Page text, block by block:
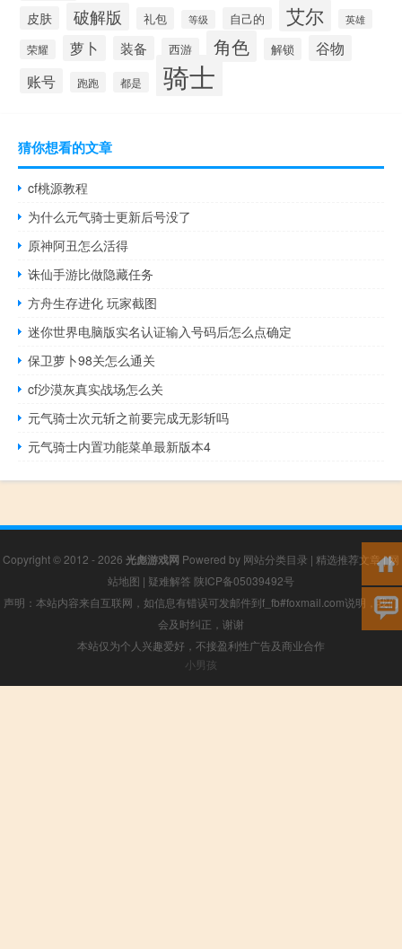
皮肤 破解版 礼包 等级 自己的 艾尔 英雄
荣耀 萝卜 装备 西游 角色 解锁 谷物
账号 跑跑 都是 骑士
猜你想看的文章
cf桃源教程
为什么元气骑士更新后号没了
原神阿丑怎么活得
诛仙手游比做隐藏任务
方舟生存进化 玩家截图
迷你世界电脑版实名认证输入号码后怎么点确定
保卫萝卜98关怎么通关
cf沙漠灰真实战场怎么关
元气骑士次元斩之前要完成无影斩吗
元气骑士内置功能菜单最新版本4
Copyright © 2012 - 2026 光彪游戏网 Powered by 网站分类目录 | 精选推荐文章|网
站地图 | 疑难解答 陕ICP备05039492号
声明：本站内容来自互联网，如信息有错误可发邮件到f_fb#foxmail.com说明，我们
会及时纠正，谢谢
本站仅为个人兴趣爱好，不接盈利性广告及商业合作
小男孩